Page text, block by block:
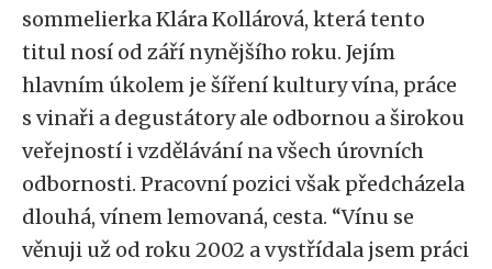
sommelierka Klára Kollárová, která tento
titul nosí od září nynějšího roku. Jejím
hlavním úkolem je šíření kultury vína, práce
s vinaři a degustátory ale odbornou a širokou
veřejností i vzdělávání na všech úrovních
odbornosti. Pracovní pozici však předcházela
dlouhá, vínem lemovaná, cesta. “Vínu se
věnuji už od roku 2002 a vystřídala jsem práci